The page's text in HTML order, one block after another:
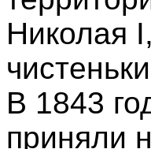
Николая
В 1843
приняли